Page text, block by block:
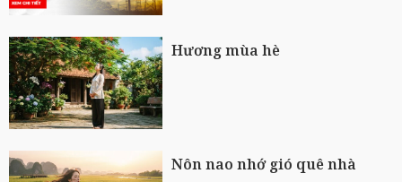
Hương mùa hè
Nôn nao nhớ gió quê nhà